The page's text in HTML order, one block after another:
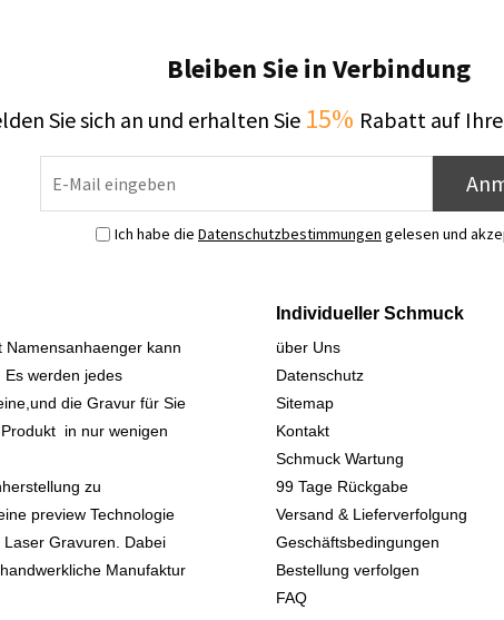
Bleiben Sie in Verbindung
Sie sich an und erhalten Sie 15% Rabatt auf
Ich habe die Datenschutzbestimmungen gelesen und
Namensanhaenger kann
Es werden jedes
die Gravur für Sie
in nur wenigen
zu
preview Technologie
Gravuren. Dabei
Manufaktur
Individueller Schmuck
über Uns
Datenschutz
Sitemap
Kontakt
Schmuck Wartung
99 Tage Rückgabe
Versand & Lieferverfolgung
Geschäftsbedingungen
Bestellung verfolgen
FAQ